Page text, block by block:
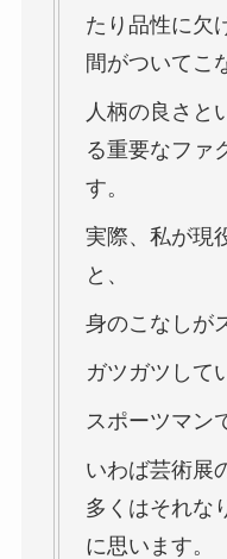
たり品性に欠
間がついてこ
人柄の良さと
る重要なファ
す。
実際、私が現
と、
身のこなしが
ガツガツして
スポーツマン
いわば芸術展
多くはそれな
に思います。